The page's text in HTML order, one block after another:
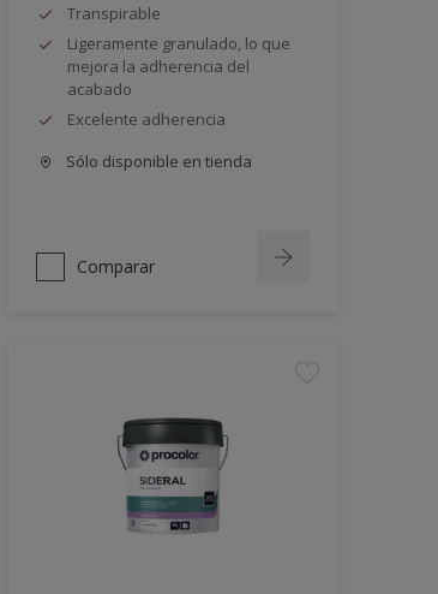
Transpirable
Ligeramente granulado, lo que
mejora la adherencia del
acabado
Excelente adherencia
Sólo disponible en tienda
Comparar